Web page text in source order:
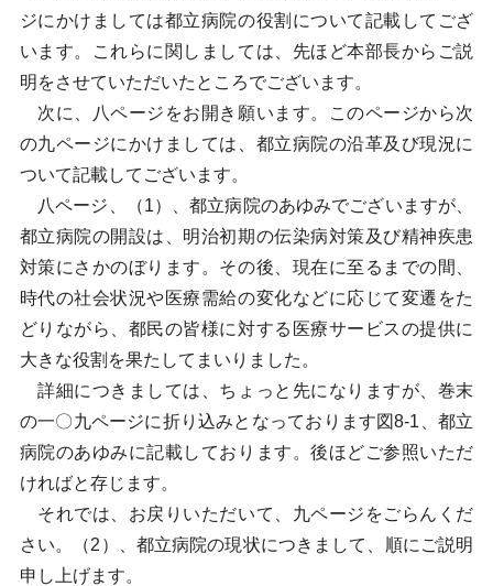
ジにかけましては都立病院の役割について記載してござ
います。これらに関しましては、先ほど本部長からご説
明をさせていただいたところでございます。
次に、八ページをお開き願います。このページから次
の九ページにかけましては、都立病院の沿革及び現況に
ついて記載してございます。
八ページ、（1）、都立病院のあゆみでございますが、
都立病院の開設は、明治初期の伝染病対策及び精神疾患
対策にさかのぼります。その後、現在に至るまでの間、
時代の社会状況や医療需給の変化などに応じて変遷をた
どりながら、都民の皆様に対する医療サービスの提供に
大きな役割を果たしてまいりました。
詳細につきましては、ちょっと先になりますが、巻末
の一〇九ページに折り込みとなっております図8-1、都立
病院のあゆみに記載しております。後ほどご参照いただ
ければと存じます。
それでは、お戻りいただいて、九ページをごらんくだ
さい。（2）、都立病院の現状につきまして、順にご説明
申し上げます。